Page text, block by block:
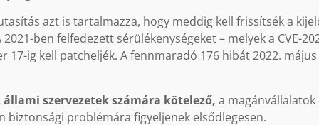
azt is tartalmazza, hogy meddig kell frissítsék a
ben felfedezett sérülékenységeket – melyek a CVE-
17-ig kell patcheljék. A fennmaradó 176 hibát 2022. május
állami szervezetek számára kötelező,a magánvállalatok
problémára figyeljenek elsődlegesen.